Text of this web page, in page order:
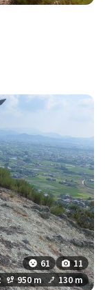
61
11
950 m 130 m